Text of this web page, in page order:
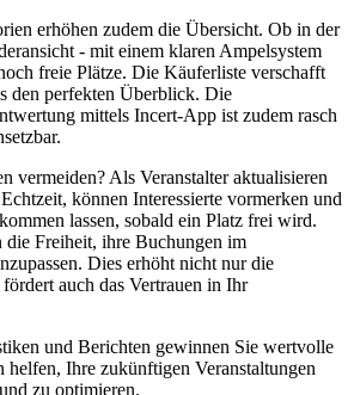
erhöhen zudem die Übersicht. Ob in der
- mit einem klaren Ampelsystem
freie Plätze. Die Käuferliste verschafft
den perfekten Überblick. Die
mittels Incert-App ist zudem rasch
vermeiden? Als Veranstalter aktualisieren
können Interessierte vormerken und
lassen, sobald ein Platz frei wird.
die Freiheit, ihre Buchungen im
Dies erhöht nicht nur die
auch das Vertrauen in Ihr
und Berichten gewinnen Sie wertvolle
helfen, Ihre zukünftigen Veranstaltungen
zu optimieren.